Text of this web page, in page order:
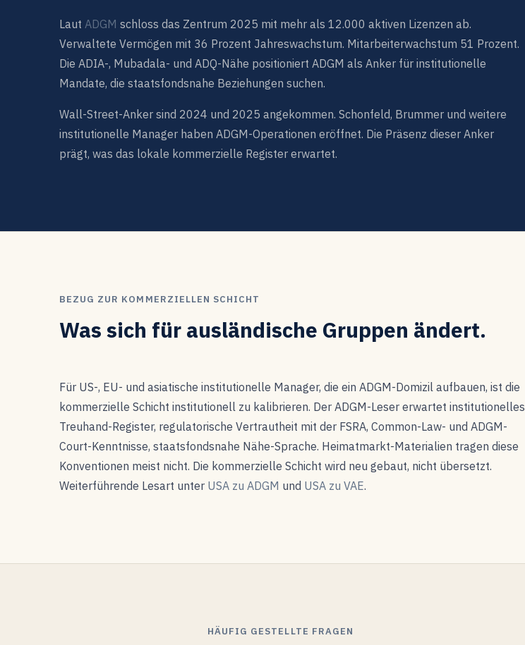
Laut ADGM schloss das Zentrum 2025 mit mehr als 12.000 aktiven Lizenzen ab.
Verwaltete Vermögen mit 36 Prozent Jahreswachstum. Mitarbeiterwachstum 51 Prozent.
Die ADIA-, Mubadala- und ADQ-Nähe positioniert ADGM als Anker für institutionelle
Mandate, die staatsfondsnahe Beziehungen suchen.
Wall-Street-Anker sind 2024 und 2025 angekommen. Schonfeld, Brummer und weitere
institutionelle Manager haben ADGM-Operationen eröffnet. Die Präsenz dieser Anker
prägt, was das lokale kommerzielle Register erwartet.
BEZUG ZUR KOMMERZIELLEN SCHICHT
Was sich für ausländische Gruppen ändert.
Für US-, EU- und asiatische institutionelle Manager, die ein ADGM-Domizil aufbauen, ist die
kommerzielle Schicht institutionell zu kalibrieren. Der ADGM-Leser erwartet institutionelles
Treuhand-Register, regulatorische Vertrautheit mit der FSRA, Common-Law- und ADGM-
Court-Kenntnisse, staatsfondsnahe Nähe-Sprache. Heimatmarkt-Materialien tragen diese
Konventionen meist nicht. Die kommerzielle Schicht wird neu gebaut, nicht übersetzt.
Weiterführende Lesart unter USA zu ADGM und USA zu VAE.
HÄUFIG GESTELLTE FRAGEN